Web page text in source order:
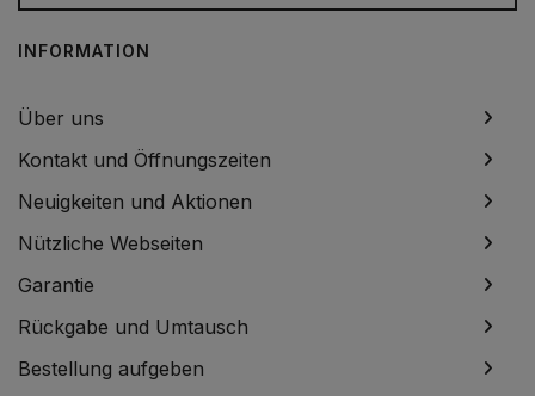
INFORMATION
Über uns
Kontakt und Öffnungszeiten
Neuigkeiten und Aktionen
Nützliche Webseiten
Garantie
Rückgabe und Umtausch
Bestellung aufgeben